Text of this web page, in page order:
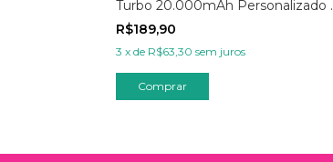
Turbo 20.000mAh Personalizado
Wish Tropical
R$189,90
3 x de R$63,30 sem juros
Comprar